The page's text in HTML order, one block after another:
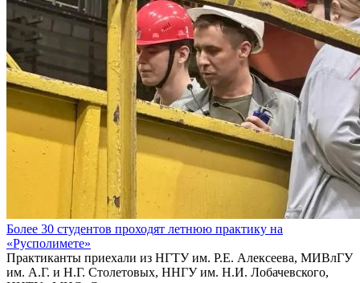
Более 30 студентов проходят летнюю практику на
«Русполимете»
Практиканты приехали из НГТУ им. Р.Е. Алексеева, МИВлГУ
им. А.Г. и Н.Г. Столетовых, ННГУ им. Н.И. Лобачевского,